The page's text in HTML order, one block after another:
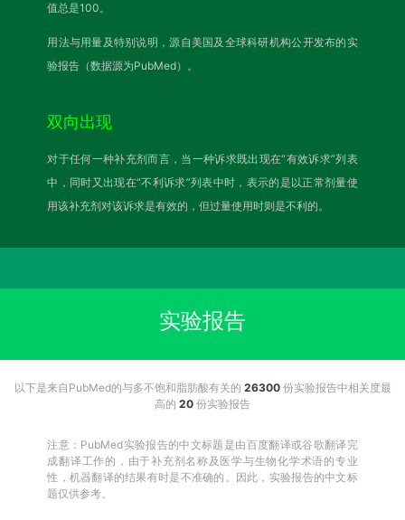
值总是100。
用法与用量及特别说明，源自美国及全球科研机构公开发布的实
验报告（数据源为PubMed）。
双向出现
对于任何一种补充剂而言，当一种诉求既出现在“有效诉求”列表
中，同时又出现在“不利诉求”列表中时，表示的是以正常剂量使
用该补充剂对该诉求是有效的，但过量使用时则是不利的。
实验报告
以下是来自PubMed的与多不饱和脂肪酸有关的 26300份实验报告中相关度最
高的 20 份实验报告
注意：PubMed实验报告的中文标题是由百度翻译或谷歌翻译完
成翻译工作的，由于补充剂名称及医学与生物化学术语的专业
性，机器翻译的结果有时是不准确的。因此，实验报告的中文标
题仅供参考。